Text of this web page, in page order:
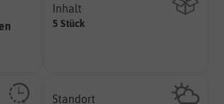
Inhalt
5 StückWie viel ist enthalten
Standort